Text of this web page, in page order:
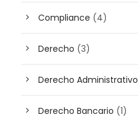
Compliance (4)
Derecho (3)
Derecho Administrativo
Derecho Bancario (1)